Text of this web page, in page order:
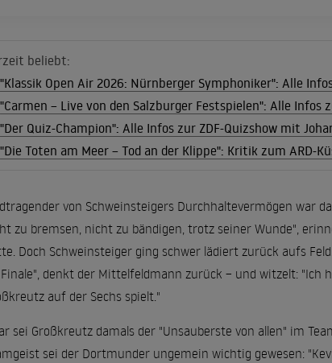
beliebt:
"Klassik Open Air 2026: Nürnberger Symphoniker": Alle
"Carmen – Live von den Salzburger Festspielen": Alle Infos
"Der Quiz-Champion": Alle Infos zur ZDF-Quizshow mit
"Die Toten am Meer – Tod an der Klippe": Kritik zum ARD-
von Schweinsteigers Durchhaltevermögen war
zu bremsen, nicht zu bändigen, trotz seiner Wunde",
Doch Schweinsteiger ging schwer lädiert zurück aufs
denkt der Mittelfeldmann zurück – und witzelt: "Ich
auf der Sechs spielt."
sei Großkreutz damals der "Unsauberste von allen" im
sei der Dortmunder ungemein wichtig gewesen: